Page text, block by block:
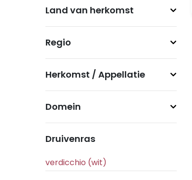
Land van herkomst
Regio
Herkomst / Appellatie
Domein
Druivenras